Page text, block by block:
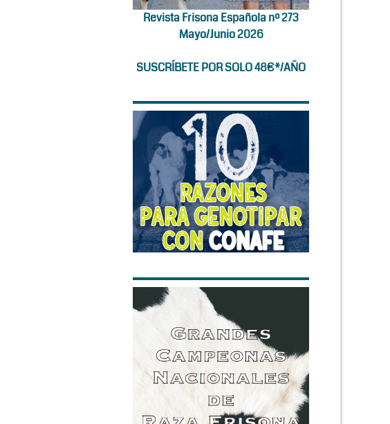
Revista Frisona Española nº 273
Mayo/Junio 2026
SUSCRÍBETE POR SOLO 48€*/AÑO